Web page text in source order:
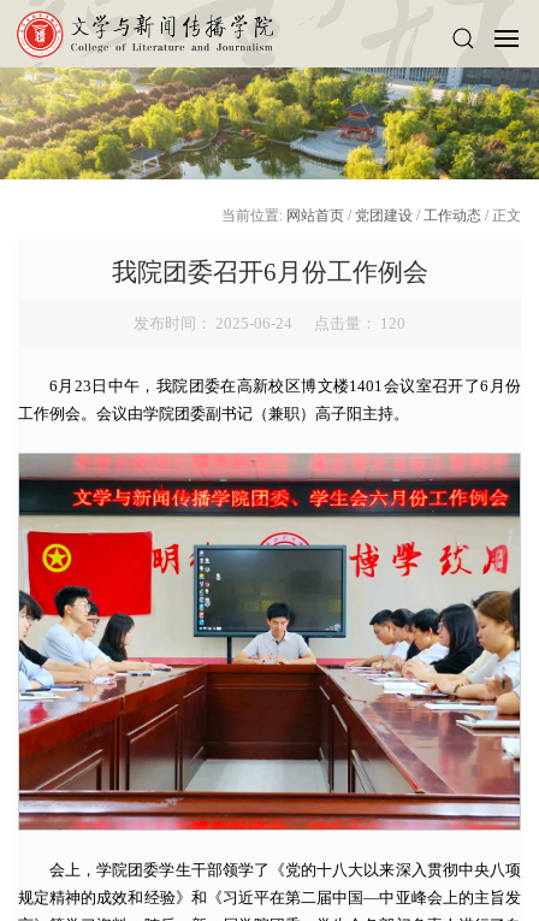
当前位置: 网站首页 / 党团建设 / 工作动态 / 正文
我院团委召开6月份工作例会
发布时间： 2025-06-24 点击量： 120
6月23日中午，我院团委在高新校区博文楼1401会议室召开了6月份
工作例会。会议由学院团委副书记（兼职）高子阳主持。
会上，学院团委学生干部领学了《党的十八大以来深入贯彻中央八项
规定精神的成效和经验》和《习近平在第二届中国—中亚峰会上的主旨发